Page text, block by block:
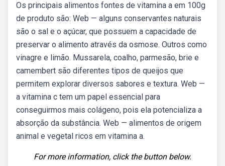
Os principais alimentos fontes de vitamina a em 100g
de produto são: Web — alguns conservantes naturais
são o sal e o açúcar, que possuem a capacidade de
preservar o alimento através da osmose. Outros como
vinagre e limão. Mussarela, coalho, parmesão, brie e
camembert são diferentes tipos de queijos que
permitem explorar diversos sabores e textura. Web —
a vitamina c tem um papel essencial para
conseguirmos mais colágeno, pois ela potencializa a
absorção da substância. Web — alimentos de origem
animal e vegetal ricos em vitamina a.
For more information, click the button below.